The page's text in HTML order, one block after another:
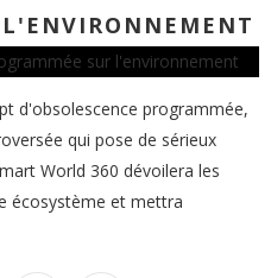
L'ENVIRONNEMENT
d'obsolescence programmée,
qui pose de sérieux
World 360 dévoilera les
écosystème et mettra